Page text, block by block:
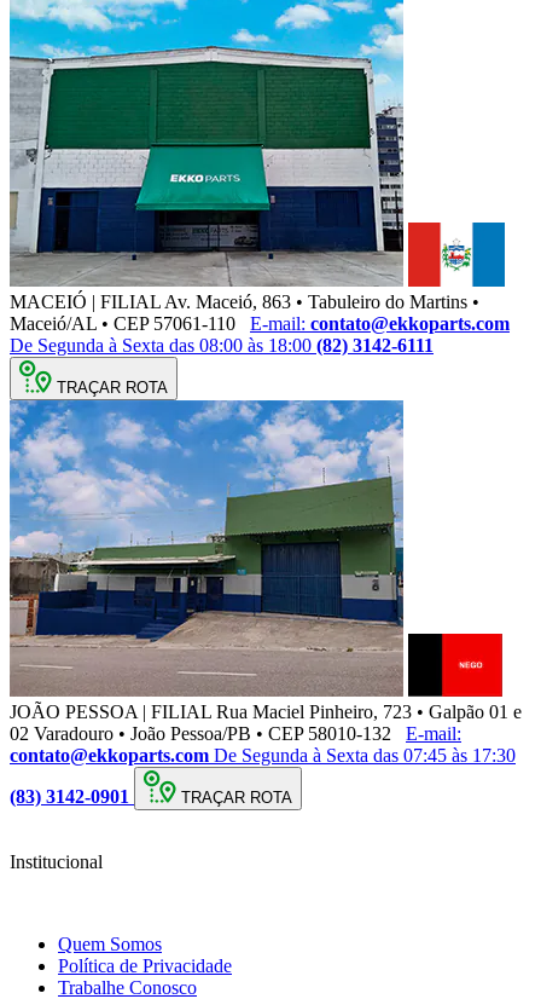
MACEIÓ | FILIAL Av. Maceió, 863 • Tabuleiro do Martins •
Maceió/AL • CEP 57061-110
E-mail: contato@ekkoparts.com
De Segunda à Sexta das 08:00 às 18:00 (82) 3142-6111
TRAÇAR ROTA
JOÃO PESSOA | FILIAL Rua Maciel Pinheiro, 723 • Galpão 01 e
02 Varadouro • João Pessoa/PB • CEP 58010-132
E-mail:
contato@ekkoparts.com De Segunda à Sexta das 07:45 às 17:30
(83) 3142-0901
TRAÇAR ROTA
Institucional
Quem Somos
Política de Privacidade
Trabalhe Conosco